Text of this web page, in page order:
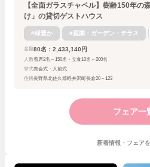
【全面ガラスチャペル】樹齢150年の
け」の貸切ゲストハウス
#緑豊か #庭園・ガーデン・テラス
金額 80名：2,433,140円
人数着席2名～150名・立食10名～200名
挙式教会式・人前式
住所長野県北佐久郡軽井沢町長倉20－123
フェア一
新着情報・フェア